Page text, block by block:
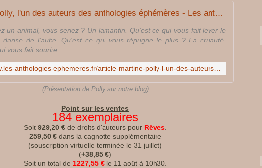
Martine Polly, l'un des auteurs des anthologies éphémères - Les anthologies éphémères
un animal, vous seriez ? Un lamantin. Qu'est ce qui vous fait lever le
danse de l'aube. Qu'est ce qui vous répugne le plus ? La cruauté.
vous fait sourire ...
(Présentation de Polly sur notre blog)
Point sur les ventes
184 exemplaires
Soit 929,20 €de droits d'auteurs pour Rêves
259,50 €dans la cagnotte supplémentaire
(souscription virtuelle terminée le 31 juillet)
(+38,85 €)
Soit un total de 1227,55 €le 11 août à 10h30.